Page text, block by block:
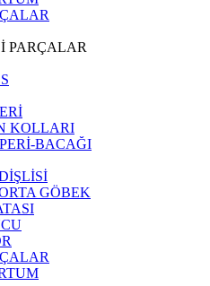
PARÇALAR
KOLLARI
BACAĞI
GÖBEK